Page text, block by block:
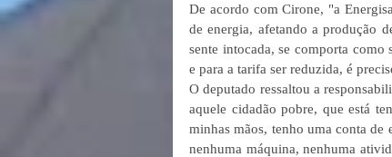
De acordo com Cirone, "a
de energia, afetando a produção
sente intocada, se comporta como
e para a tarifa ser reduzida, é
O deputado ressaltou a
aquele cidadão pobre, que está
minhas mãos, tenho uma conta de
nenhuma máquina, nenhuma